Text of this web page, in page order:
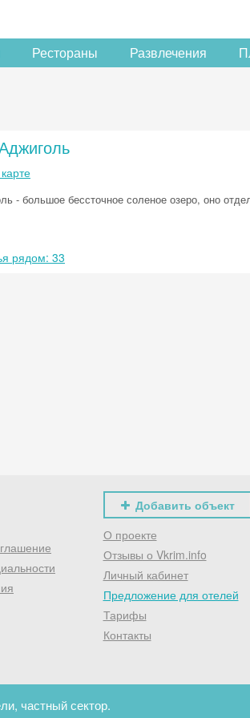
Рестораны Развлечения
- большое бессточное соленое озеро, оно
рядом: 33
Добавить объект
О проекте
Отзывы о Vkrim.info
Личный кабинет
Предложение для отелей
Тарифы
Контакты
частный сектор.